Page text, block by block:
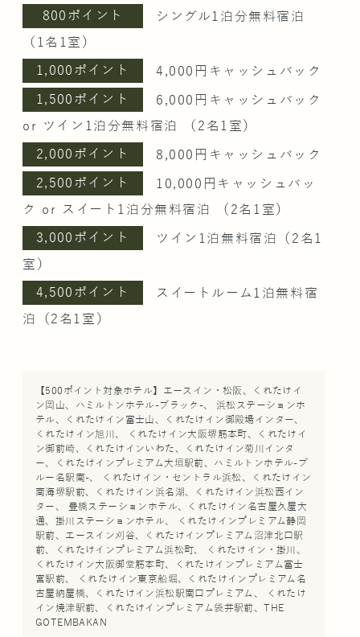
800ポイント
シングル1泊分無料宿泊
（1名1室）
1,000ポイント
4,000円キャッシュバック
1,500ポイント
6,000円キャッシュバック
or ツイン1泊分無料宿泊 （2名1室）
2,000ポイント
8,000円キャッシュバック
2,500ポイント
10,000円キャッシュバッ
ク or スイート1泊分無料宿泊 （2名1室）
3,000ポイント
ツイン1泊無料宿泊（2名1
室）
4,500ポイント
スイートルーム1泊無料宿
泊（2名1室）
【500ポイント対象ホテル】エースイン・松阪、くれたけイ
ン岡山、ハミルトンホテル-ブラック-、 浜松ステーションホ
テル、くれたけイン富士山、くれたけイン御殿場インター、
くれたけイン旭川、 くれたけイン大阪堺筋本町、くれたけイ
ン御前崎、くれたけインいわた、くれたけイン菊川インタ
ー、くれたけインプレミアム大垣駅前、ハミルトンホテル-ブ
ルー名駅南-、 くれたけイン・セントラル浜松、くれたけイン
南海堺駅前、くれたけイン浜名湖、くれたけイン浜松西イン
ター、 豊橋ステーションホテル、くれたけイン名古屋久屋大
通、掛川ステーションホテル、 くれたけインプレミアム静岡
駅前、エースイン刈谷、くれたけインプレミアム沼津北口駅
前、くれたけインプレミアム浜松町、 くれたけイン・掛川、
くれたけイン大阪御堂筋本町、くれたけインプレミアム富士
宮駅前、 くれたけイン東京船堀、くれたけインプレミアム名
古屋納屋橋、くれたけイン浜松駅南口プレミアム、 くれたけ
イン焼津駅前、くれたけインプレミアム袋井駅前、THE
GOTEMBAKAN